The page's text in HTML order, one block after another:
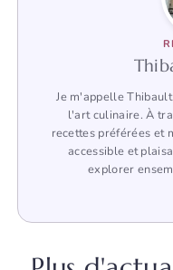
Je m'appelle
l'art culinaire. À
recettes préférées et
accessible et
explorer